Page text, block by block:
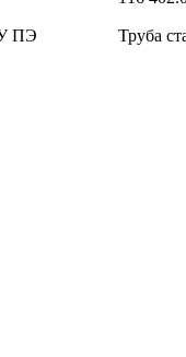
ПЭ Труба